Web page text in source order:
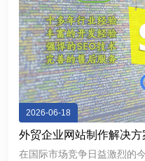
2026-06-18
外贸企业网站制作解决
精准获客
在国际市场竞争日益激烈的